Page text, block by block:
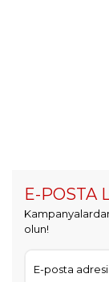
E-POSTA
olun!